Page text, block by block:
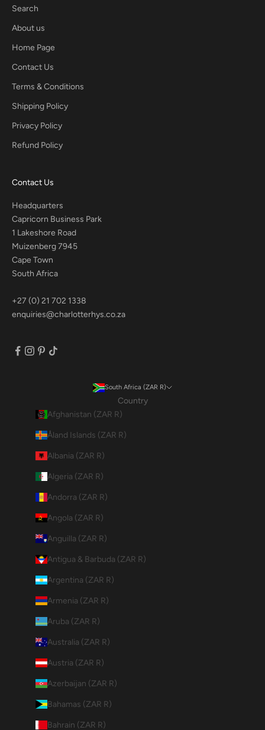
Search
About us
Home Page
Contact Us
Terms & Conditions
Shipping Policy
Privacy Policy
Refund Policy
Contact Us
Headquarters
Capricorn Business Park
1 Lakeshore Road
Muizenberg 7945
Cape Town
South Africa
+27 (0) 21 702 1338
enquiries@charlotterhys.co.za
South Africa (ZAR R)
Country
Afghanistan (ZAR R)
Åland Islands (ZAR R)
Albania (ZAR R)
Algeria (ZAR R)
Andorra (ZAR R)
Angola (ZAR R)
Anguilla (ZAR R)
Antigua & Barbuda (ZAR R)
Argentina (ZAR R)
Armenia (ZAR R)
Aruba (ZAR R)
Australia (ZAR R)
Austria (ZAR R)
Azerbaijan (ZAR R)
Bahamas (ZAR R)
Bahrain (ZAR R)